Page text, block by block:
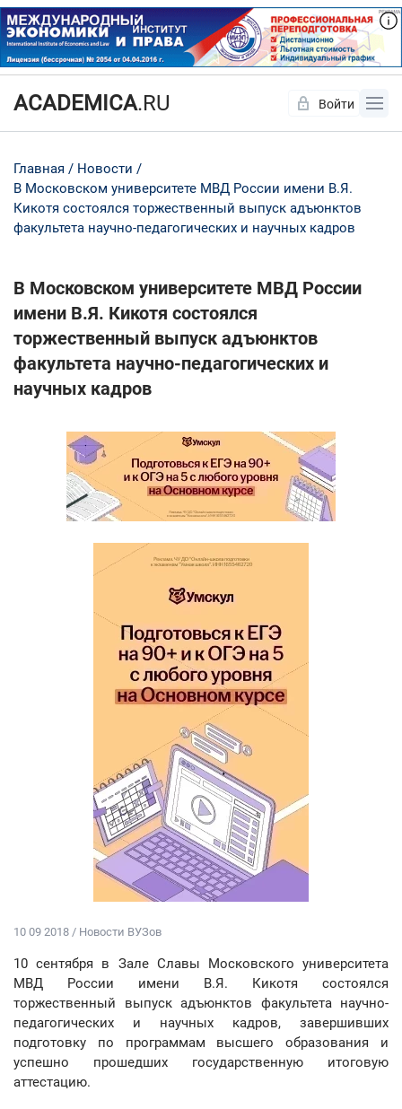
ACADEMICA.RU Войти
Главная
Новости
В Московском университете МВД России имени В.Я.
Кикотя состоялся торжественный выпуск адъюнктов
факультета научно-педагогических и научных кадров
В Московском университете МВД России
имени В.Я. Кикотя состоялся
торжественный выпуск адъюнктов
факультета научно-педагогических и
научных кадров
10 09 2018 / Новости ВУЗов
10 сентября в Зале Славы Московского университета
МВД России имени В.Я. Кикотя состоялся
торжественный выпуск адъюнктов факультета научно-
педагогических и научных кадров, завершивших
подготовку по программам высшего образования и
успешно прошедших государственную итоговую
аттестацию.
Да Нет